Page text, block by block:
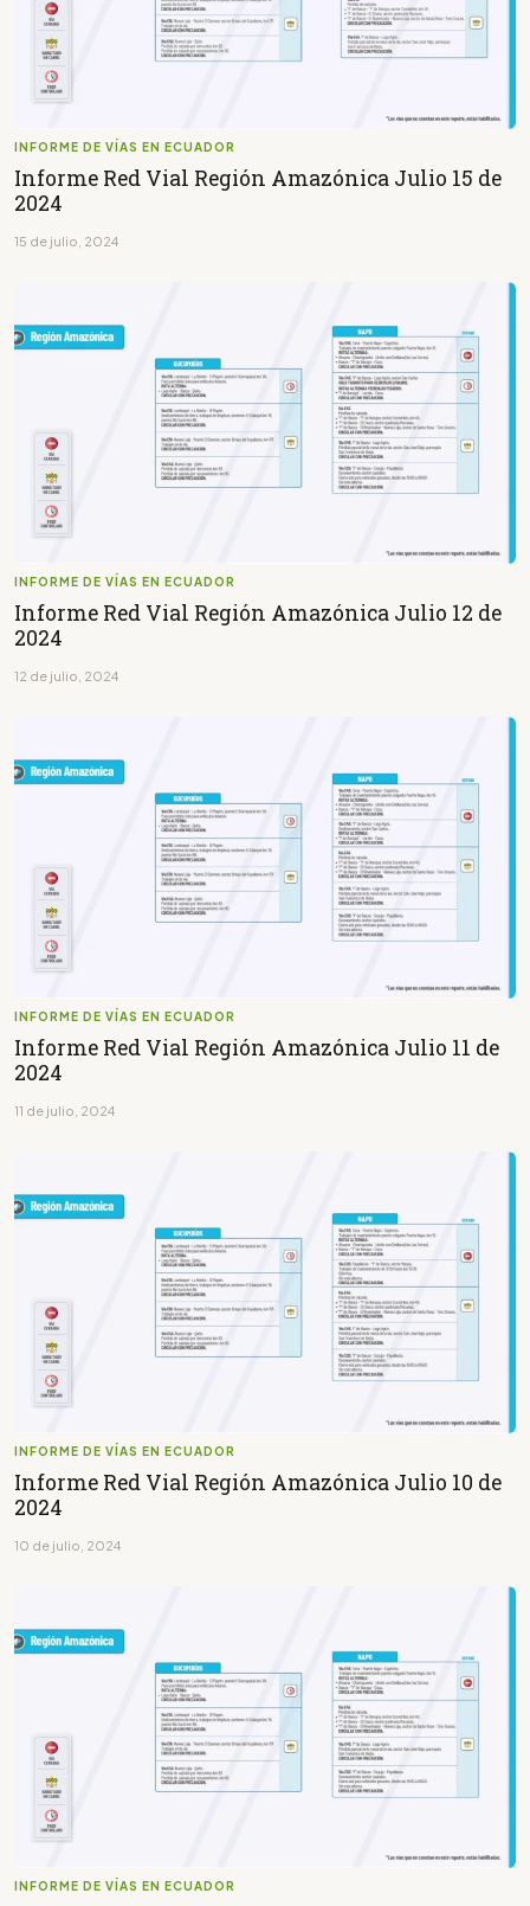
INFORME DE VÍAS EN ECUADOR
Informe Red Vial Región Amazónica Julio 15 de
2024
15 de julio, 2024
INFORME DE VÍAS EN ECUADOR
Informe Red Vial Región Amazónica Julio 12 de
2024
12 de julio, 2024
INFORME DE VÍAS EN ECUADOR
Informe Red Vial Región Amazónica Julio 11 de
2024
11 de julio, 2024
INFORME DE VÍAS EN ECUADOR
Informe Red Vial Región Amazónica Julio 10 de
2024
10 de julio, 2024
INFORME DE VÍAS EN ECUADOR